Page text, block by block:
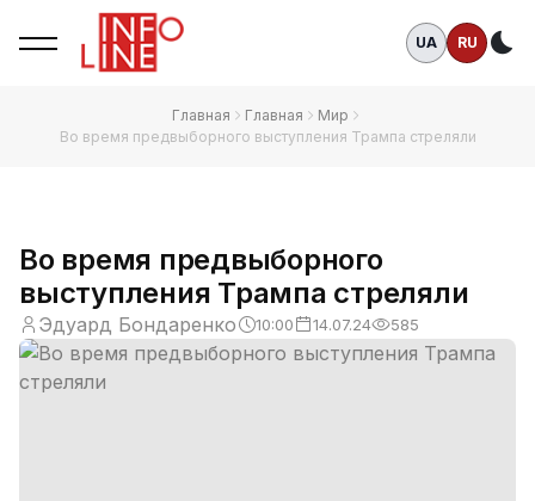
UA RU
Главная Главная
Мир
Во время предвыборного выступления Трампа стреляли
Во время предвыборного
выступления Трампа стреляли
Эдуард Бондаренко 10:00 14.07.24 585